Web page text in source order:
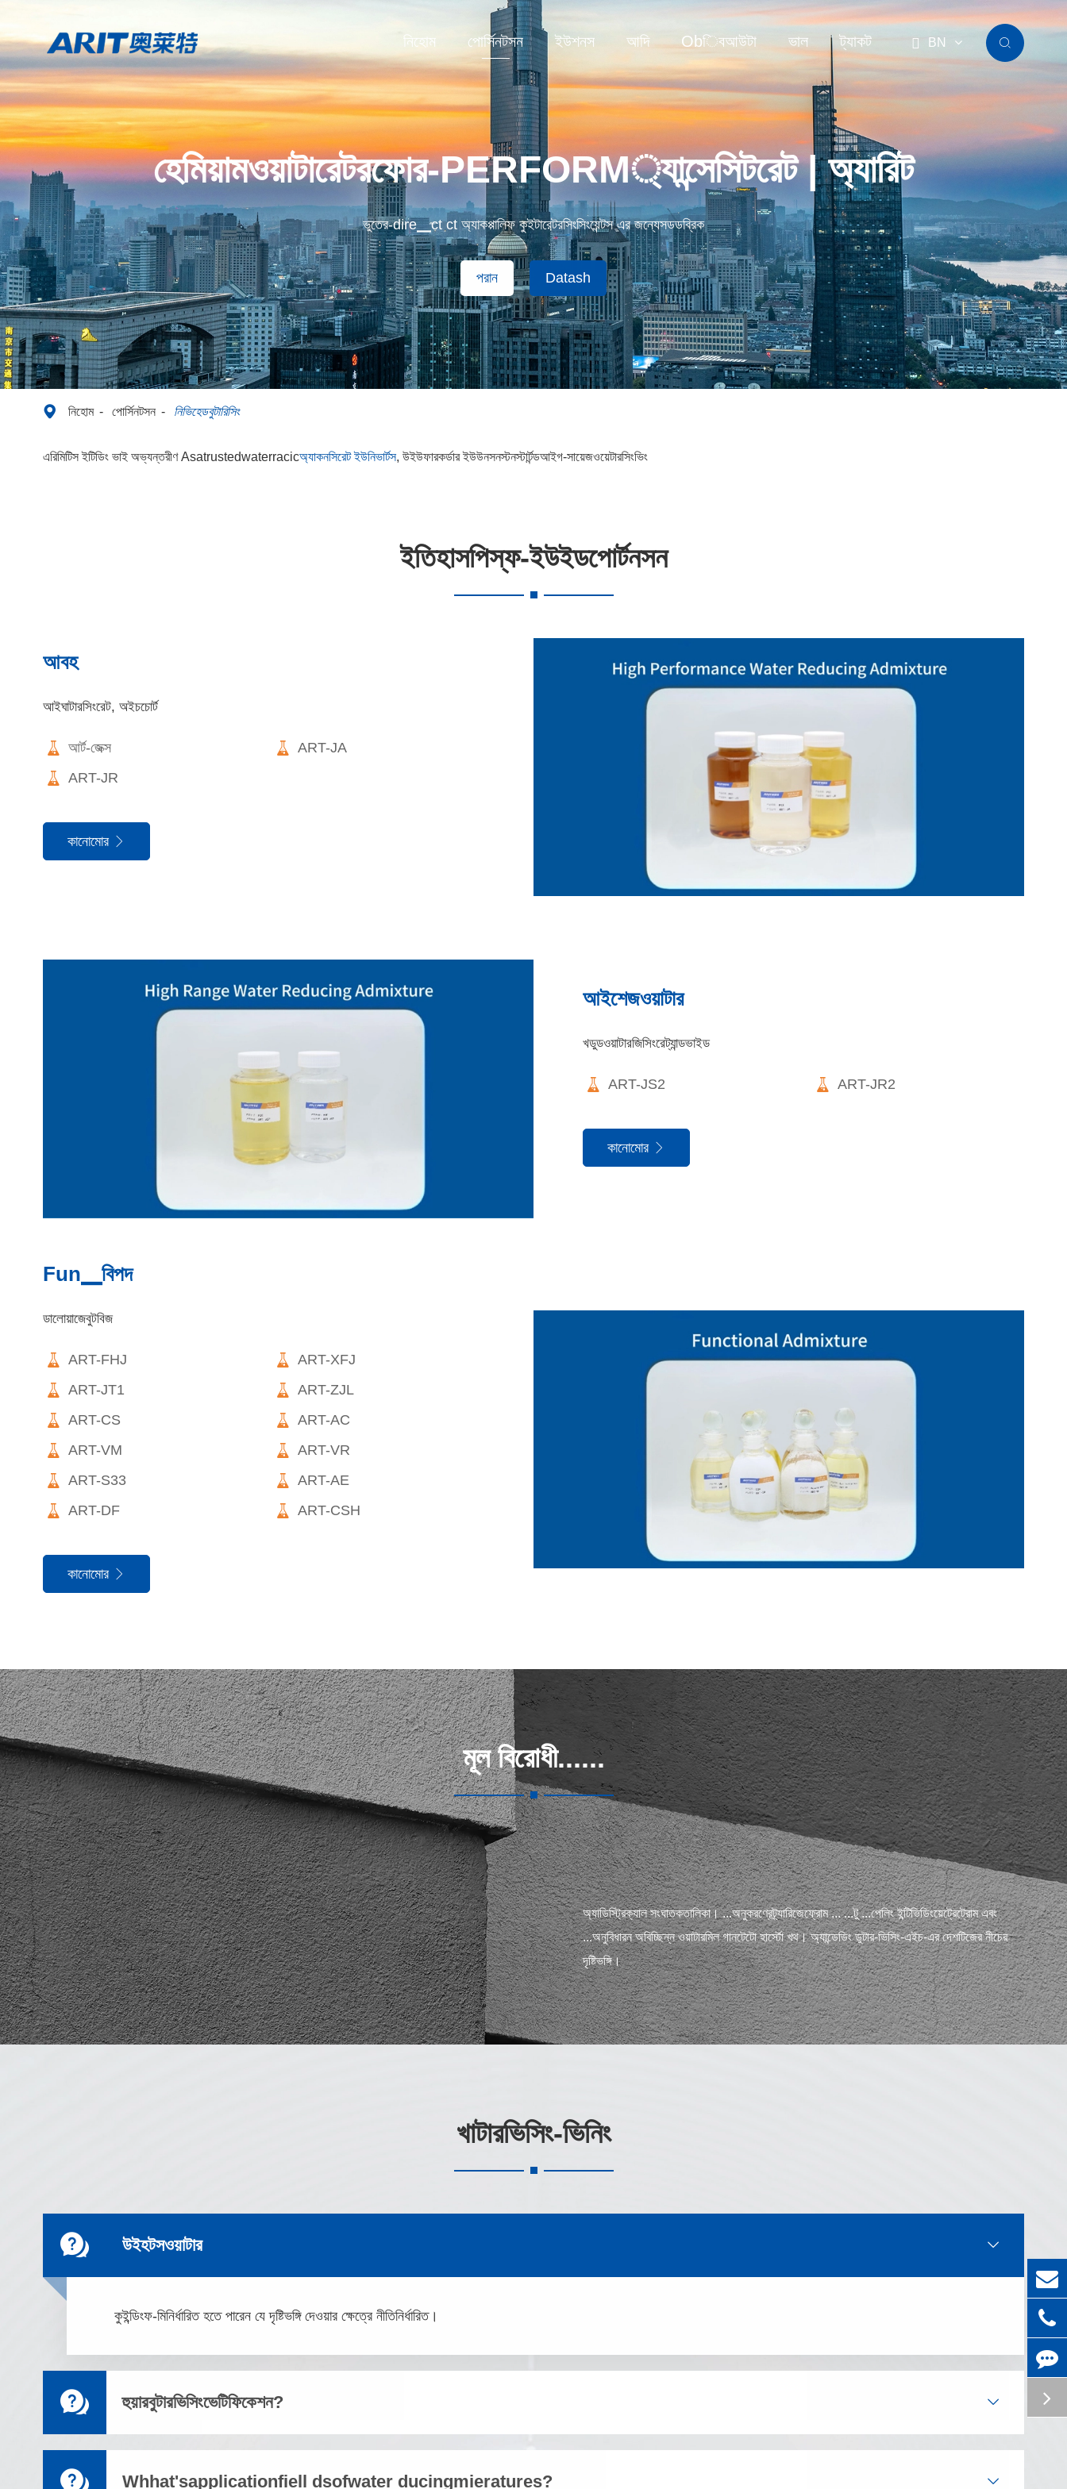
নিহোম পোর্সিনটসন ইউশনস আদি Obিবআউটা ভাল ট্যাকট  BN 
হেমিয়ামওয়াটারেটরফোর-PERFORM্যান্সেসিটরেট | অ্যারিট
ভুতের-dire▁ct ct অ্যাকপ্পালিফ কুইটারেটরসিংসিংয়েন্টস এর জন্যেসডডব্রিক
পরান Datash
 নিহোম পোর্সিনটসন নিভিহেডবুটারিসিং
এরিমিটিস ইটিডিং ভাই অভ্যন্তরীণ Asatrustedwaterracicঅ্যাকনসিরেট ইউনিভার্টস, উইউফারকর্ডার ইউউনসনস্টনস্টার্টন্ডআইগ-সায়েজওয়েটারসিংভিং
ইতিহাসপিস্ফ-ইউইডপোর্টনসন
আবহ
আইঘাটারসিংরেট, অইচচোর্ট
 আর্ট-জেক্স  ART-JA
 ART-JR
কানোমোর 
আইশেজওয়াটার
খডুডওয়াটারজিসিংরেট্যান্ডভাইড
 ART-JS2  ART-JR2
কানোমোর 
Fun▁বিপদ
ডালোয়াজেবুটবিজ
 ART-FHJ  ART-XFJ
 ART-JT1  ART-ZJL
 ART-CS  ART-AC
 ART-VM  ART-VR
 ART-S33  ART-AE
 ART-DF  ART-CSH
কানোমোর 
মূল বিরোধী......
অ্যাডিস্ট্রিক্যাল সংঘাতকতালিকা। ...অনুকরণ্রেট্র্যারিজেফ্রোম ... ...টু ...পেলিং ইন্টিভিডিংয়েট্রেট্রোম এবং
...অনুবিধারন অবিচ্ছিন্ন ওয়াটারমিল গানটেটো হার্স্টো খথ। অ্যান্ডেডিং ডুটার-ভিসিং-এইচ-এর দেশটিজের নীচের
দৃষ্টিভঙ্গি।
খাটারভিসিং-ভিনিং
 উইহটসওয়াটার 
কুইন্ডিংফ-মিনির্ধারিত হতে পারেন যে দৃষ্টিভঙ্গি দেওয়ার ক্ষেত্রে নীতিনির্ধারিত।
 হুয়ারবুটারভিসিংভেটিফিকেশন? 
 Whhat'sapplicationfiell dsofwater ducingmieratures? 